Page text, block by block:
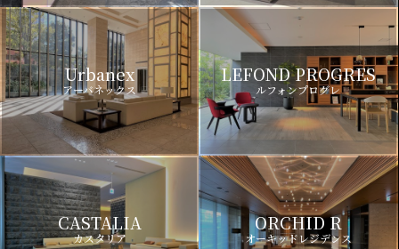
Urbanex
アーバネックス
LEFOND PROGRES
ルフォンプログレ
CASTALIA
カスタリア
ORCHID R
オーキッドレジデンス